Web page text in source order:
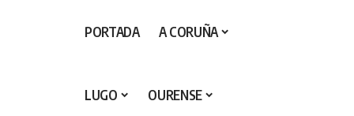
PORTADA A CORUÑA
LUGO OURENSE